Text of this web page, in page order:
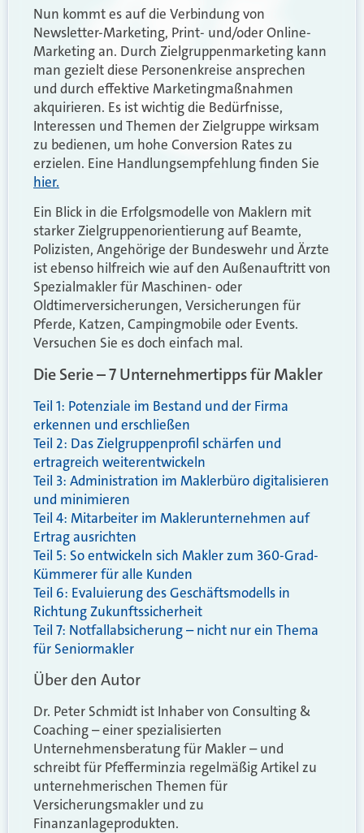
Nun kommt es auf die Verbindung von
Newsletter-Marketing, Print- und/oder Online-
Marketing an. Durch Zielgruppenmarketing kann
man gezielt diese Personenkreise ansprechen
und durch effektive Marketingmaßnahmen
akquirieren. Es ist wichtig die Bedürfnisse,
Interessen und Themen der Zielgruppe wirksam
zu bedienen, um hohe Conversion Rates zu
erzielen. Eine Handlungsempfehlung finden Sie
hier.
Ein Blick in die Erfolgsmodelle von Maklern mit
starker Zielgruppenorientierung auf Beamte,
Polizisten, Angehörige der Bundeswehr und Ärzte
ist ebenso hilfreich wie auf den Außenauftritt von
Spezialmakler für Maschinen- oder
Oldtimerversicherungen, Versicherungen für
Pferde, Katzen, Campingmobile oder Events.
Versuchen Sie es doch einfach mal.
Die Serie – 7 Unternehmertipps für Makler
Teil 1: Potenziale im Bestand und der Firma
erkennen und erschließen
Teil 2: Das Zielgruppenprofil schärfen und
ertragreich weiterentwickeln
Teil 3: Administration im Maklerbüro digitalisieren
und minimieren
Teil 4: Mitarbeiter im Maklerunternehmen auf
Ertrag ausrichten
Teil 5: So entwickeln sich Makler zum 360-Grad-
Kümmerer für alle Kunden
Teil 6: Evaluierung des Geschäftsmodells in
Richtung Zukunftssicherheit
Teil 7: Notfallabsicherung – nicht nur ein Thema
für Seniormakler
Über den Autor
Dr. Peter Schmidt ist Inhaber von Consulting &
Coaching – einer spezialisierten
Unternehmensberatung für Makler – und
schreibt für Pfefferminzia regelmäßig Artikel zu
unternehmerischen Themen für
Versicherungsmakler und zu
Finanzanlageprodukten.